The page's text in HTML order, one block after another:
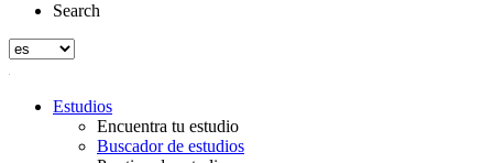
Search
Estudios
Encuentra tu estudio
Buscador de estudios